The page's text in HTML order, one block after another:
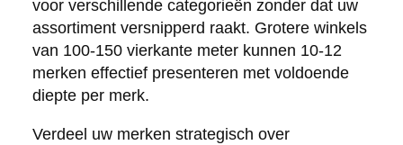
voor verschillende categorieën zonder dat uw
assortiment versnipperd raakt. Grotere winkels
van 100-150 vierkante meter kunnen 10-12
merken effectief presenteren met voldoende
diepte per merk.
Verdeel uw merken strategisch over